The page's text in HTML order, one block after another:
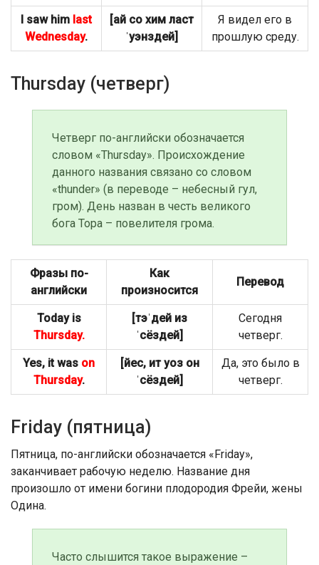
I saw him last
Wednesday.
[ай со хим ласт
ˈуэнздей]
Я видел его в
прошлую среду.
Thursday (четверг)
Четверг по-английски обозначается
словом «Thursday». Происхождение
данного названия связано со словом
«thunder» (в переводе – небесный гул,
гром). День назван в честь великого
бога Тора – повелителя грома.
Фразы по-
английски
Как
произносится
Перевод
Today is
Thursday.
[тэˈдей из
ˈсёздей]
Сегодня
четверг.
Yes, it was on
Thursday.
[йес, ит уоз он
ˈсёздей]
Да, это было в
четверг.
Friday (пятница)
Пятница, по-английски обозначается «Friday»,
заканчивает рабочую неделю. Название дня
произошло от имени богини плодородия Фрейи, жены
Одина.
Часто слышится такое выражение –